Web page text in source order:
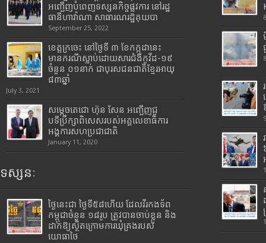
អញ្ជើញបំពេញទស្សនកិច្ចផ្លូវការ នៅរដ្ឋ
ធានីហាវ៉ាណា សាធារណរដ្ឋគុយបា
September 25, 2022
ខេត្តក្រចេះ នៅថ្ងៃទី ៣ ខែកក្កដានេះ
មានករណីស្លាប់ដោយសារជំងឺកូវីដ-១៩
ចំនួន ០១នាក់ ជាបុរសជនជាតិខ្មែរអាយុ
៨៣ឆ្នាំ
July 3, 2021
សម្តេចតេជោ ហ៊ុន សែន អញ្ជើញជួ
បទីប្រឹក្សាពិសេសរបស់អគ្គលេខាធិការ
អង្គការសហប្រជាជាតិ
January 11, 2020
ទស្សនៈ
ថ្ងៃនេះជា ថ្ងៃទី៥៨ហើយ ដែលវីរកងទ័ព
កម្ពុជាចំនួន ១៨រូប ត្រូវបានចាប់ខ្លួន និង
ដាក់ឱ្យស្ថិតក្រោមការឃុំគ្រងរបស់
យោធាថៃ